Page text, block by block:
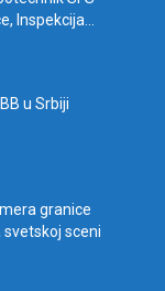
Inspekcija...
u Srbiji
granice
sceni